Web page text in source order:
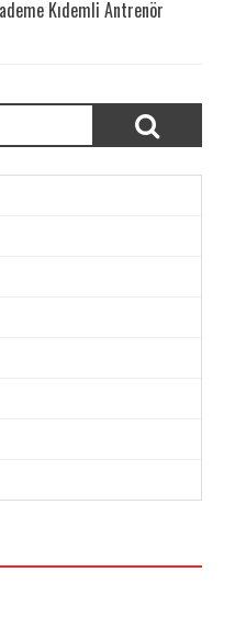
Kıdemli Antrenör